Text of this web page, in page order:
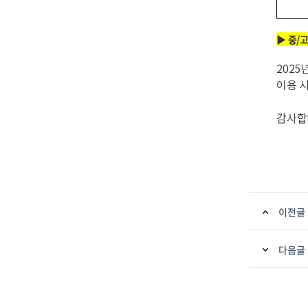
▶ 중/
2025
이용
감사
이전글
다음글